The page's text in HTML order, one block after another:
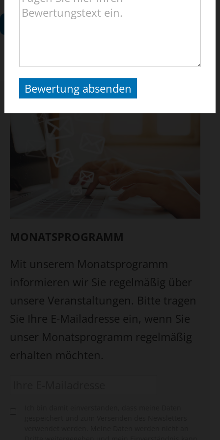
Zum Kontaktformular
MONATSPROGRAMM
Mit unserem Monatsprogramm
informieren wir Sie regelmäßig über
unsere Veranstaltungen. Bitte tragen
Sie Ihre E-Mailadresse ein, wenn Sie
unser Monatsprogramm regelmäßig
erhalten möchten.
Bewertung absenden